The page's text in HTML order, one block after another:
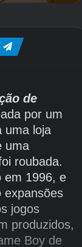
de
por um
uma loja
uma
roubada.
1996, e
expansões
jogos
produzidos,
Boy de